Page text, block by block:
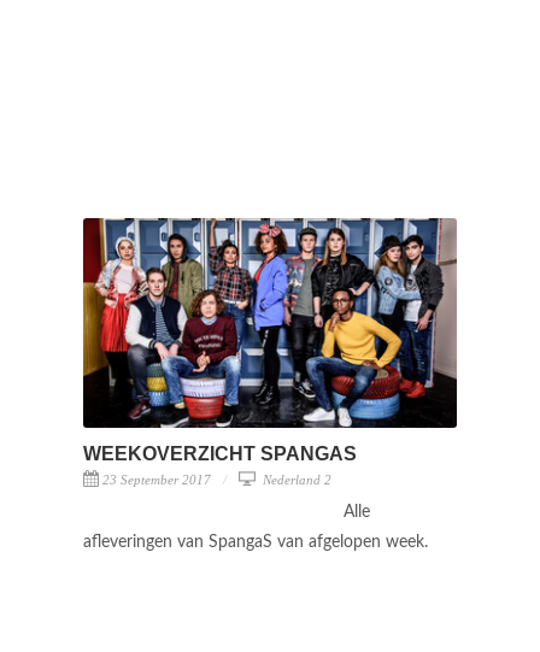
WEEKOVERZICHT SPANGAS
23 September 2017 Nederland 2
Alle
afleveringen van SpangaS van afgelopen week.